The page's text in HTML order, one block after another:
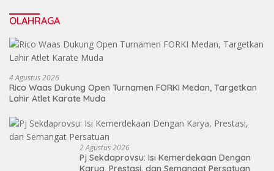
OLAHRAGA
4 Agustus 2026
Rico Waas Dukung Open Turnamen FORKI Medan, Targetkan
Lahir Atlet Karate Muda
2 Agustus 2026
Pj Sekdaprovsu: Isi Kemerdekaan Dengan
Karya, Prestasi, dan Semangat Persatuan